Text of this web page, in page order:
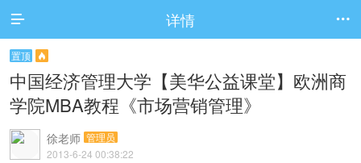
 详情 
置顶 
中国经济管理大学【美华公益课堂】欧洲商
学院MBA教程《市场营销管理》
徐老师 管理员
2013-6-24 00:38:22